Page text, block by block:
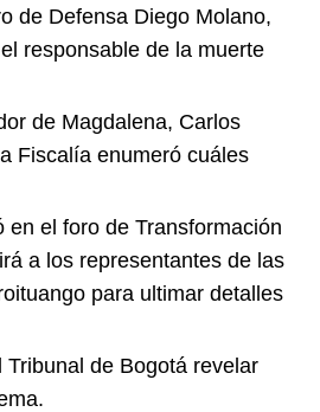
de Defensa Diego Molano,
responsable de la muerte
de Magdalena, Carlos
Fiscalía enumeró cuáles
el foro de Transformación
a los representantes de las
para ultimar detalles
de Bogotá revelar